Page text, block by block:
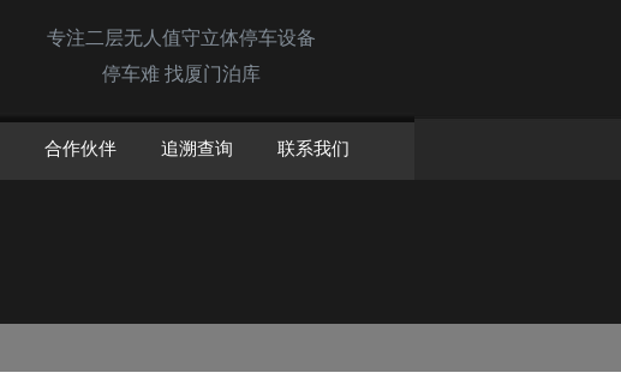
专注二层无人值守立体停车设备
停车难 找厦门泊库
合作伙伴 追溯查询 联系我们